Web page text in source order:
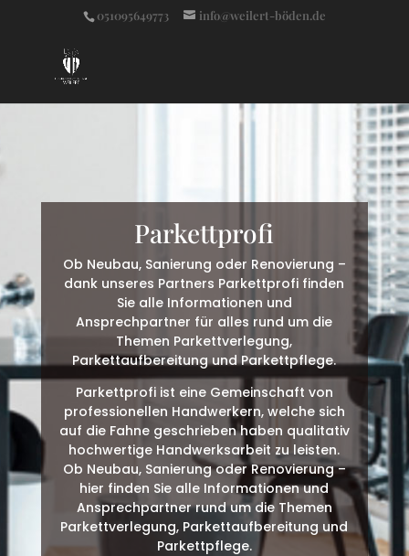
051095649773 info@weilert-böden.de
Parkettprofi
Ob Neubau, Sanierung oder Renovierung –
dank unseres Partners Parkettprofi finden
Sie alle Informationen und
Ansprechpartner für alles rund um die
Themen Parkettverlegung,
Parkettaufbereitung und Parkettpflege.
Parkettprofi ist eine Gemeinschaft von
professionellen Handwerkern, welche sich
auf die Fahne geschrieben haben qualitativ
hochwertige Handwerksarbeit zu leisten.
Ob Neubau, Sanierung oder Renovierung –
hier finden Sie alle Informationen und
Ansprechpartner rund um die Themen
Parkettverlegung, Parkettaufbereitung und
Parkettpflege.